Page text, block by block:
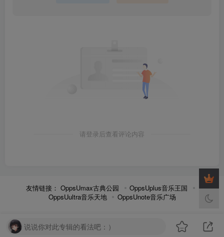
请登录后查看评论内容
友情链接： OppsUmax古典公园
OppsUplus音乐王国
OppsUultra音乐天地
OppsUnote音乐广场
说说你对此专辑的看法吧：）